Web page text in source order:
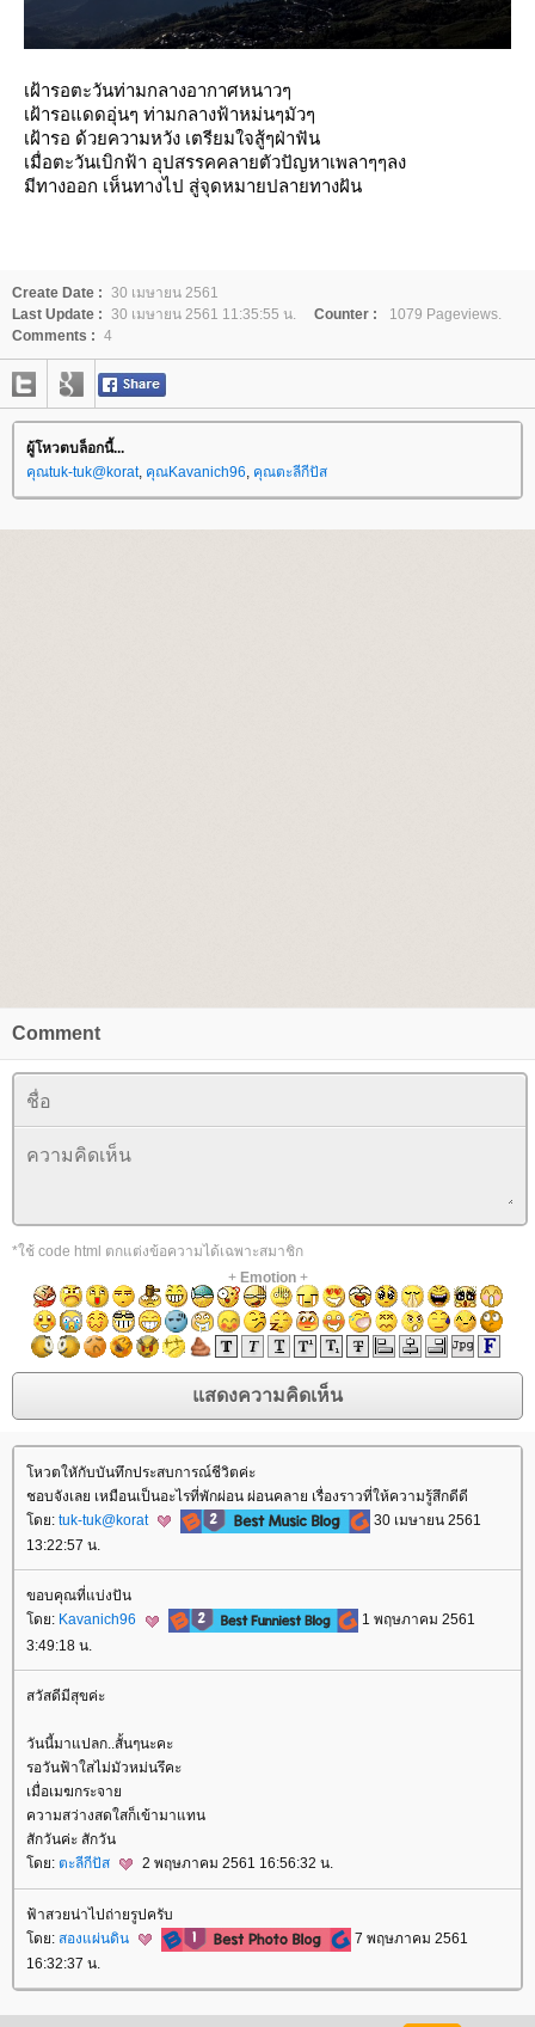
เฝ้ารอตะวันท่ามกลางอากาศหนาวๆ
เฝ้ารอแดดอุ่นๆ ท่ามกลางฟ้าหม่นๆมัวๆ
เฝ้ารอ ด้วยความหวัง เตรียมใจสู้ๆฝ่าฟัน
เมื่อตะวันเบิกฟ้า อุปสรรคคลายตัวปัญหาเพลาๆๆลง
มีทางออก เห็นทางไป สู่จุดหมายปลายทางฝัน
Create Date : 30 เมษายน 2561
Last Update : 30 เมษายน 2561 11:35:55 น. Counter :
1079 Pageviews.
Comments : 4
ผู้โหวตบล็อกนี้...
คุณtuk-tuk@korat, คุณKavanich96, คุณตะลีกีปัส
Comment
*ใช้ code html ตกแต่งข้อความได้เฉพาะสมาชิก
+ Emotion+
หวตใหักับบันทึกประสบการณ์ชีวิตค่ะ
ชอบจังเลย เหมือนเป็นอะไรที่พักผ่อน ผ่อนคลาย เรื่องราวที่ให้ความรู้สึกดีดี
ดย: tuk-tuk@korat
30 เมษายน 2561
13:22:57 น.
ขอบคุณที่แบ่งปัน
ดย: Kavanich96
1 พฤษภาคม 2561
3:49:18 น.
สวัสดีมีสุขค่ะ
วันนี้มาแปลก..สั้นๆนะคะ
รอวันฟ้าใสไม่มัวหม่นรึคะ
เมื่อเมฆกระจา
ความสว่างสดใสก็เข้ามาแทน
สักวันค่ะ สักวัน
ดย: ตะลีกีปัส 2 พฤษภาคม 2561 16:56:32 น.
ฟ้าสวยน่าไปถ่ายรูปครับ
ดย: สองแผ่นดิน
7 พฤษภาคม 2561
16:32:37 น.